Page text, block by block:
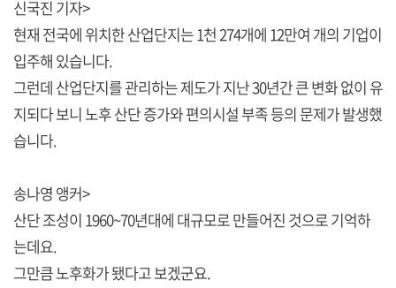
신국진 기자>
현재 전국에 위치한 산업단지는 1천 274개에 12만여 개의 기업이
입주해 있습니다.
그런데 산업단지를 관리하는 제도가 지난 30년간 큰 변화 없이 유
지되다 보니 노후 산단 증가와 편의시설 부족 등의 문제가 발생했
습니다.
송나영 앵커>
산단 조성이 1960~70년대에 대규모로 만들어진 것으로 기억하
는데요.
그만큼 노후화가 됐다고 보겠군요.